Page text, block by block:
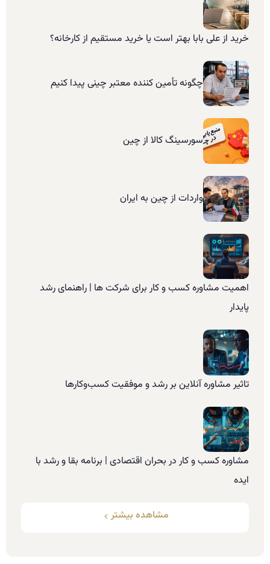
خرید از علی بابا بهتر است یا خرید مستقیم از کارخانه؟
چگونه تأمین کننده معتبر چینی پیدا کنیم
سورسینگ کالا از چین
واردات از چین به ایران
اهمیت مشاوره کسب و کار برای شرکت ها | راهنمای رشد
پایدار
تاثیر مشاوره آنلاین بر رشد و موفقیت کسب‌وکارها
مشاوره کسب و کار در بحران اقتصادی | برنامه بقا و رشد با
ایده
مشاهده بیشتر